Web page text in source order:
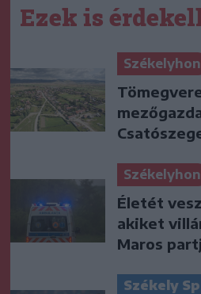
Ezek is
Székelyhon
Székelyhon
Életét
akiket
Maros
Székely